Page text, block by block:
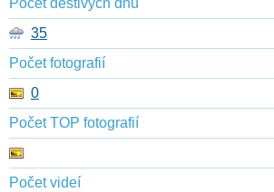
Počet deštivých dnů
35
Počet fotografií
0
Počet TOP fotografií
Počet videí